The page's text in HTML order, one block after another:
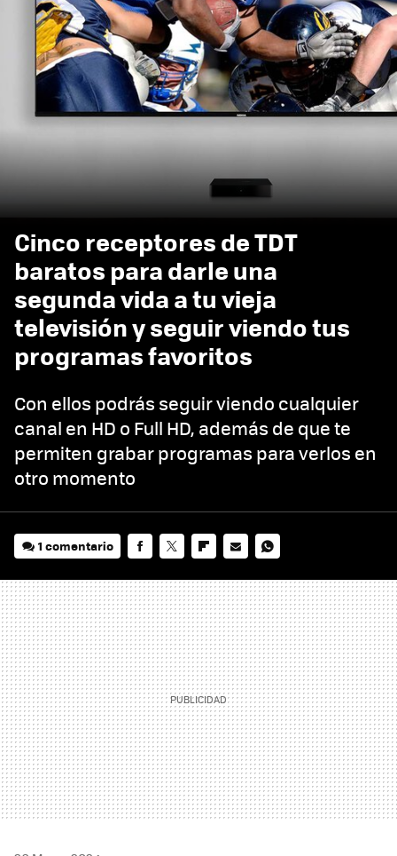
Cinco receptores de TDT
baratos para darle una
segunda vida a tu vieja
televisión y seguir viendo tus
programas favoritos
Con ellos podrás seguir viendo cualquier
canal en HD o Full HD, además de que te
permiten grabar programas para verlos en
otro momento
1 comentario
MAIL